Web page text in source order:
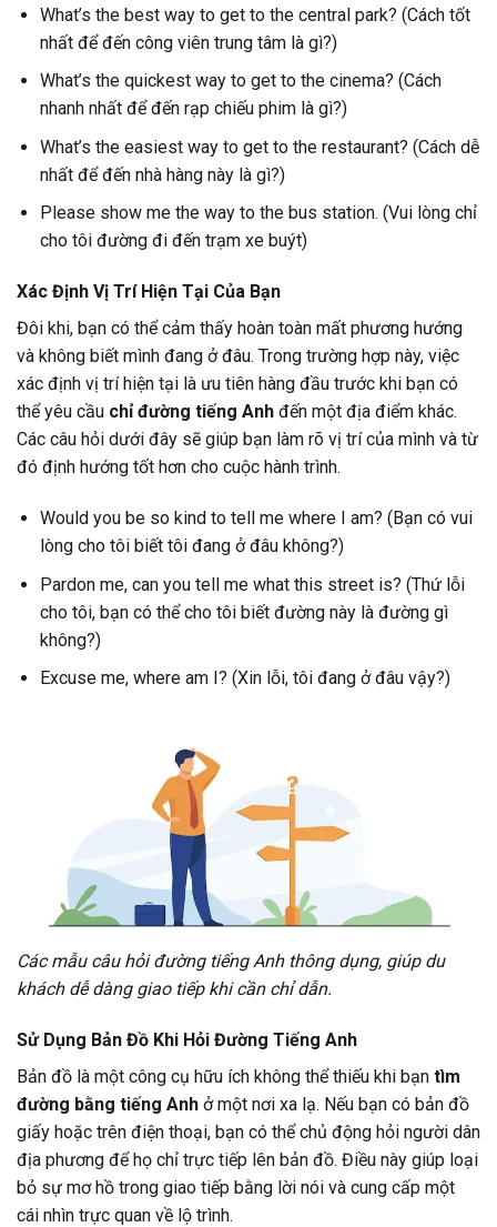
What’s the best way to get to the central park? (Cách tốt
nhất để đến công viên trung tâm là gì?)
What’s the quickest way to get to the cinema? (Cách
nhanh nhất để đến rạp chiếu phim là gì?)
What’s the easiest way to get to the restaurant? (Cách dễ
nhất để đến nhà hàng này là gì?)
Please show me the way to the bus station. (Vui lòng chỉ
cho tôi đường đi đến trạm xe buýt)
Xác Định Vị Trí Hiện Tại Của Bạn
Đôi khi, bạn có thể cảm thấy hoàn toàn mất phương hướng
và không biết mình đang ở đâu. Trong trường hợp này, việc
xác định vị trí hiện tại là ưu tiên hàng đầu trước khi bạn có
thể yêu cầu chỉ đường tiếng Anh đến một địa điểm khác.
Các câu hỏi dưới đây sẽ giúp bạn làm rõ vị trí của mình và từ
đó định hướng tốt hơn cho cuộc hành trình.
Would you be so kind to tell me where I am? (Bạn có vui
lòng cho tôi biết tôi đang ở đâu không?)
Pardon me, can you tell me what this street is? (Thứ lỗi
cho tôi, bạn có thể cho tôi biết đường này là đường gì
không?)
Excuse me, where am I? (Xin lỗi, tôi đang ở đâu vậy?)
Các mẫu câu hỏi đường tiếng Anh thông dụng, giúp du
khách dễ dàng giao tiếp khi cần chỉ dẫn.
Sử Dụng Bản Đồ Khi Hỏi Đường Tiếng Anh
Bản đồ là một công cụ hữu ích không thể thiếu khi bạn tìm
đường bằng tiếng Anh ở một nơi xa lạ. Nếu bạn có bản đồ
giấy hoặc trên điện thoại, bạn có thể chủ động hỏi người dân
địa phương để họ chỉ trực tiếp lên bản đồ. Điều này giúp loại
bỏ sự mơ hồ trong giao tiếp bằng lời nói và cung cấp một
cái nhìn trực quan về lộ trình.